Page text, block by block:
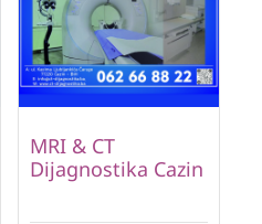
MRI & CT
Dijagnostika Cazin